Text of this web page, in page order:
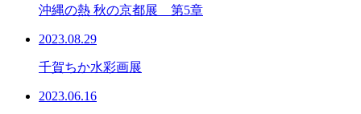
沖縄の熱 秋の京都展 第5章
2023.08.29
千賀ちか水彩画展
2023.06.16